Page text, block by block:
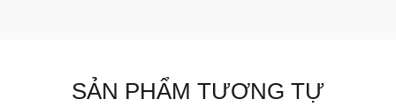
SẢN PHẨM TƯƠNG TỰ